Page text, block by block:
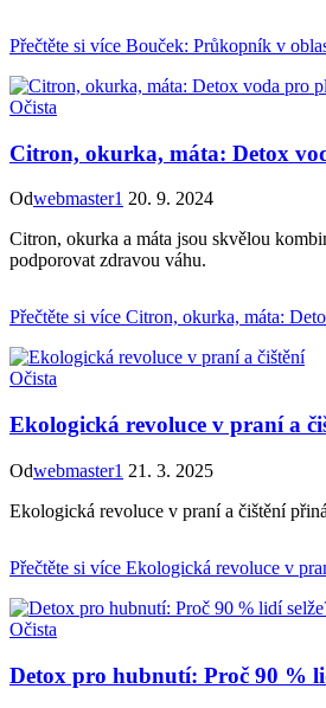
Přečtěte si více Bouček: Průkopník v
Očista
Citron, okurka, máta: Detox
Odwebmaster1 20. 9. 2024
Citron, okurka a máta jsou skvělou
podporovat zdravou váhu.
Přečtěte si více Citron, okurka, máta:
Očista
Ekologická revoluce v praní a
Odwebmaster1 21. 3. 2025
Ekologická revoluce v praní a čištění
Přečtěte si více Ekologická revoluce v
Očista
Detox pro hubnutí: Proč 90 %